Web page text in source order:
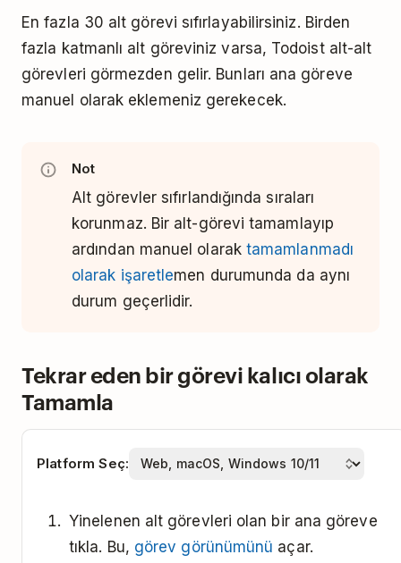
En fazla 30 alt görevi sıfırlayabilirsiniz. Birden
fazla katmanlı alt göreviniz varsa, Todoist alt-alt
görevleri görmezden gelir. Bunları ana göreve
manuel olarak eklemeniz gerekecek.
Not
Alt görevler sıfırlandığında sıraları
korunmaz. Bir alt-görevi tamamlayıp
ardından manuel olarak tamamlanmadı
olarak işaretlemen durumunda da aynı
durum geçerlidir.
Tekrar eden bir görevi kalıcı olarak
Tamamla
Platform Seç:
Yinelenen alt görevleri olan bir ana göreve
tıkla. Bu, görev görünümünü açar.